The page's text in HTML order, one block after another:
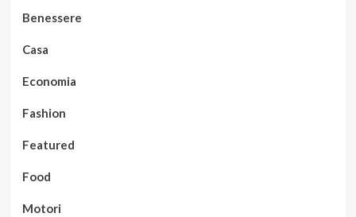
Benessere
Casa
Economia
Fashion
Featured
Food
Motori